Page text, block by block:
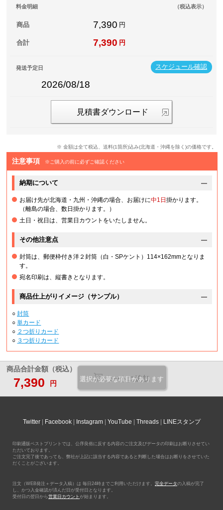
料金明細 （税込表示）
商品 7,390 円
合計 7,390 円
スケジュール確認
発送予定日
2026/08/18
見積書ダウンロード
※ 金額は全て税込、送料(1箇所)込み(北海道・沖縄を除く)の価格です。
注意事項 ※ご購入の前に必ずご確認ください
納期について
お届け先が北海道・九州・沖縄の場合、お届けに中1日掛かります。
（離島の場合、数日掛かります。）
土日・祝日は、営業日カウントをいたしません。
その他注意点
封筒は、郵便枠付き洋２封筒（白・SPケント）114×162mmとなりま
す。
宛名印刷は、縦書きとなります。
商品仕上がりイメージ（サンプル）
○封筒
○単カード
○ ２つ折りカード
○ ３つ折りカード
商品合計金額（税込）
7,390 円
カートに追加
選択が必要な項目があります
Twitter Facebook Instagram YouTube Threads LINEスタンプ
印刷通販ベストプリントでは、公序良俗に反する内容のご注文及びデータの印刷はお断りさせてい
ただいております。
ご注文完了後であっても、弊社が上記に該当する内容であると判断した場合はお断りをさせていた
だくことがございます。
注文（WEB発注＋データ入稿）は 毎日24時までご利用いただけます。 完全データの入稿が完了
し、かつ入金確認が済んだ日が受付日となります。
受付日の翌日から営業日カウント が始まります。